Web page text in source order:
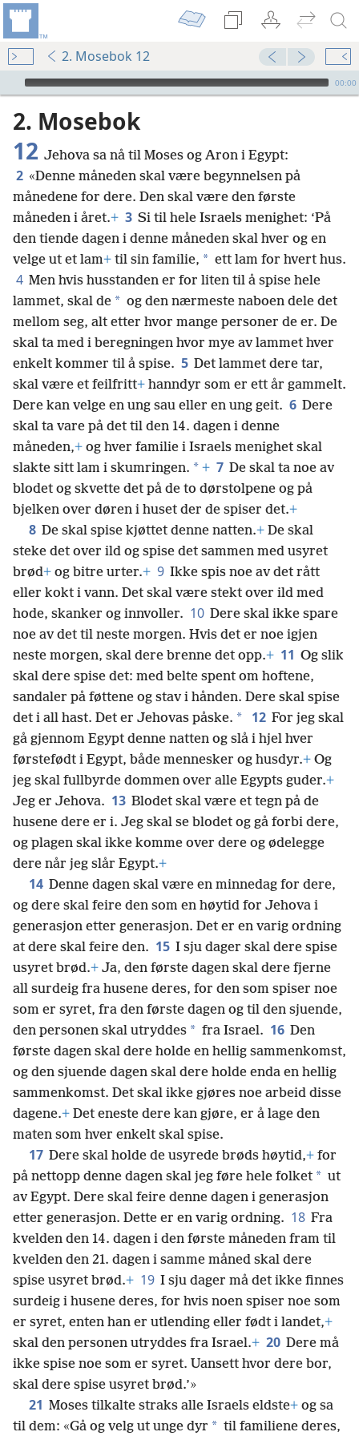
2. Mosebok 12
Audio Player
00:00
2. Mosebok
12 Jehova sa nå til Moses og Aron i Egypt:
2 «Denne måneden skal være begynnelsen på
månedene for dere. Den skal være den første
måneden i året.+ 3 Si til hele Israels menighet: ‘På
den tiende dagen i denne måneden skal hver og en
velge ut et lam+ til sin familie, * ett lam for hvert hus.
4 Men hvis husstanden er for liten til å spise hele
lammet, skal de * og den nærmeste naboen dele det
mellom seg, alt etter hvor mange personer de er. De
skal ta med i beregningen hvor mye av lammet hver
enkelt kommer til å spise. 5 Det lammet dere tar,
skal være et feilfritt+ hanndyr som er ett år gammelt.
Dere kan velge en ung sau eller en ung geit. 6 Dere
skal ta vare på det til den 14. dagen i denne
måneden,+ og hver familie i Israels menighet skal
slakte sitt lam i skumringen. * + 7 De skal ta noe av
blodet og skvette det på de to dørstolpene og på
bjelken over døren i huset der de spiser det.+
8 De skal spise kjøttet denne natten.+ De skal
steke det over ild og spise det sammen med usyret
brød+ og bitre urter.+ 9 Ikke spis noe av det rått
eller kokt i vann. Det skal være stekt over ild med
hode, skanker og innvoller. 10 Dere skal ikke spare
noe av det til neste morgen. Hvis det er noe igjen
neste morgen, skal dere brenne det opp.+ 11 Og slik
skal dere spise det: med belte spent om hoftene,
sandaler på føttene og stav i hånden. Dere skal spise
det i all hast. Det er Jehovas påske. * 12 For jeg skal
gå gjennom Egypt denne natten og slå i hjel hver
førstefødt i Egypt, både mennesker og husdyr.+ Og
jeg skal fullbyrde dommen over alle Egypts guder.+
Jeg er Jehova. 13 Blodet skal være et tegn på de
husene dere er i. Jeg skal se blodet og gå forbi dere,
og plagen skal ikke komme over dere og ødelegge
dere når jeg slår Egypt.+
14 Denne dagen skal være en minnedag for dere,
og dere skal feire den som en høytid for Jehova i
generasjon etter generasjon. Det er en varig ordning
at dere skal feire den. 15 I sju dager skal dere spise
usyret brød.+ Ja, den første dagen skal dere fjerne
all surdeig fra husene deres, for den som spiser noe
som er syret, fra den første dagen og til den sjuende,
den personen skal utryddes * fra Israel. 16 Den
første dagen skal dere holde en hellig sammenkomst,
og den sjuende dagen skal dere holde enda en hellig
sammenkomst. Det skal ikke gjøres noe arbeid disse
dagene.+ Det eneste dere kan gjøre, er å lage den
maten som hver enkelt skal spise.
17 Dere skal holde de usyrede brøds høytid,+ for
på nettopp denne dagen skal jeg føre hele folket * ut
av Egypt. Dere skal feire denne dagen i generasjon
etter generasjon. Dette er en varig ordning. 18 Fra
kvelden den 14. dagen i den første måneden fram til
kvelden den 21. dagen i samme måned skal dere
spise usyret brød.+ 19 I sju dager må det ikke finnes
surdeig i husene deres, for hvis noen spiser noe som
er syret, enten han er utlending eller født i landet,+
skal den personen utryddes fra Israel.+ 20 Dere må
ikke spise noe som er syret. Uansett hvor dere bor,
skal dere spise usyret brød.’»
21 Moses tilkalte straks alle Israels eldste+ og sa
til dem: «Gå og velg ut unge dyr * til familiene deres,